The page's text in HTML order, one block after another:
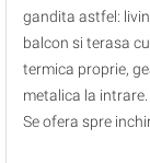
gandita astfel:
balcon si terasa
termica proprie,
metalica la intrare.
Se ofera spre